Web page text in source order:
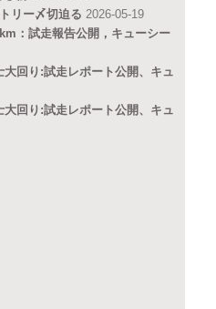
リー〆切迫る 2026-05-19
：試走報告公開，キューシー
回り:試走レポート公開、キュ
回り:試走レポート公開、キュ